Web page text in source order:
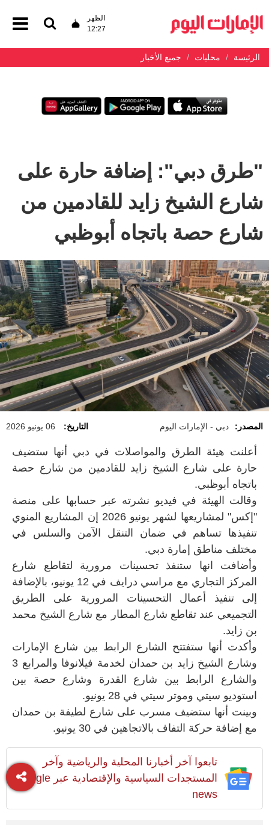
الظهر
12:27
الرئيسة محليات جميع الأخبار
"طرق دبي": إضافة حارة على
شارع الشيخ زايد للقادمين من
شارع حصة باتجاه أبوظبي
المصدر: دبي - الإمارات اليوم التاريخ: 06 يونيو 2026
أعلنت هيئة الطرق والمواصلات في دبي أنها ستضيف
حارة على شارع الشيخ زايد للقادمين من شارع حصة
باتجاه أبوظبي.
وقالت الهيئة في فيديو نشرته عبر حسابها على منصة
"إكس" لمشاريعها لشهر يونيو 2026 إن المشاريع المنوي
تنفيذها تساهم في ضمان التنقل الآمن والسلس في
مختلف مناطق إمارة دبي.
وأضافت انها ستنفذ تحسينات مرورية لتقاطع شارع
المركز التجاري مع مراسي درايف في 12 يونيو، بالإضافة
إلى تنفيذ أعمال التحسينات المرورية على الطريق
التجميعي عند تقاطع شارع المطار مع شارع الشيخ محمد
بن زايد.
وأكدت أنها ستفتتح الشارع الرابط بين شارع الإمارات
وشارع الشيخ زايد بن حمدان لخدمة فيلانوفا والمرابع 3
والشارع الرابط بين شارع القدرة وشارع حصة بين
استوديو سيتي وموتر سيتي في 28 يونيو.
وبينت أنها ستضيف مسرب على شارع لطيفة بن حمدان
مع إضافة حركة التفاف بالاتجاهين في 30 يونيو.
تابعوا آخر أخبارنا المحلية والرياضية وآخر
المستجدات السياسية والإقتصادية عبر Google
news